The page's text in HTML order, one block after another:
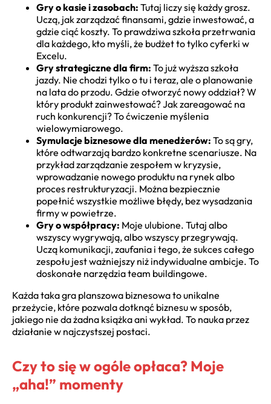
Gry o kasie i zasobach: Tutaj liczy się każdy grosz.
Uczą, jak zarządzać finansami, gdzie inwestować, a
gdzie ciąć koszty. To prawdziwa szkoła przetrwania
dla każdego, kto myśli, że budżet to tylko cyferki w
Excelu.
Gry strategiczne dla firm: To już wyższa szkoła
jazdy. Nie chodzi tylko o tu i teraz, ale o planowanie
na lata do przodu. Gdzie otworzyć nowy oddział? W
który produkt zainwestować? Jak zareagować na
ruch konkurencji? To ćwiczenie myślenia
wielowymiarowego.
Symulacje biznesowe dla menedżerów: To są gry,
które odtwarzają bardzo konkretne scenariusze. Na
przykład zarządzanie zespołem w kryzysie,
wprowadzanie nowego produktu na rynek albo
proces restrukturyzacji. Można bezpiecznie
popełnić wszystkie możliwe błędy, bez wysadzania
firmy w powietrze.
Gry o współpracy: Moje ulubione. Tutaj albo
wszyscy wygrywają, albo wszyscy przegrywają.
Uczą komunikacji, zaufania i tego, że sukces całego
zespołu jest ważniejszy niż indywidualne ambicje. To
doskonałe narzędzia team buildingowe.
Każda taka gra planszowa biznesowa to unikalne
przeżycie, które pozwala dotknąć biznesu w sposób,
jakiego nie da żadna książka ani wykład. To nauka przez
działanie w najczystszej postaci.
Czy to się w ogóle opłaca? Moje
„aha!” momenty